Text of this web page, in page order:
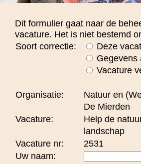
Dit formulier gaat naar de
vacature. Het is niet bestemd
Soort correctie:
Deze
Gegevens
Vacature
Organisatie:
Natuur en
De Mierden
Vacature:
Help de
landschap
Vacature nr:
2531
Uw naam: